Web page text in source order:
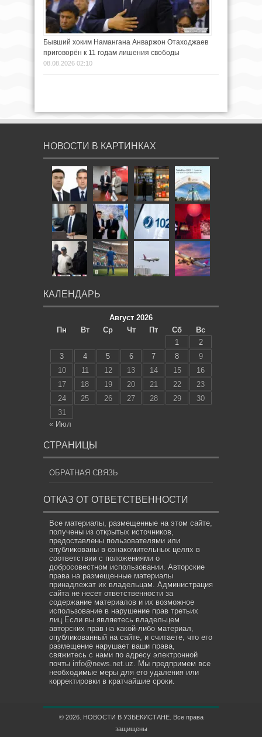
Бывший хоким Намангана Анваржон Отаходжаев
приговорён к 11 годам лишения свободы
08.08.2026 02:10
НОВОСТИ В КАРТИНКАХ
КАЛЕНДАРЬ
Август 2026
Пн
Вт Ср Чт Пт Сб
Вс
1
2
3
4 5 6 7 8
9
10
11 12 13 14 15
16
17
18 19 20 21 22
23
24
25 26 27 28 29
30
31
« Июл
СТРАНИЦЫ
ОБРАТНАЯ СВЯЗЬ
ОТКАЗ ОТ ОТВЕТСТВЕННОСТИ
Все материалы, размещенные на этом сайте,
получены из открытых источников,
предоставлены пользователями или
опубликованы в ознакомительных целях в
соответствии с положениями о
добросовестном использовании. Авторские
права на размещенные материалы
принадлежат их владельцам. Администрация
сайта не несет ответственности за
содержание материалов и их возможное
использование в нарушение прав третьих
лиц.Если вы являетесь владельцем
авторских прав на какой-либо материал,
опубликованный на сайте, и считаете, что его
размещение нарушает ваши права,
свяжитесь с нами по адресу электронной
почты info@news.net.uz . Мы предпримем все
необходимые меры для его удаления или
корректировки в кратчайшие сроки.
© 2026. НОВОСТИ В УЗБЕКИСТАНЕ. Все права
защищены